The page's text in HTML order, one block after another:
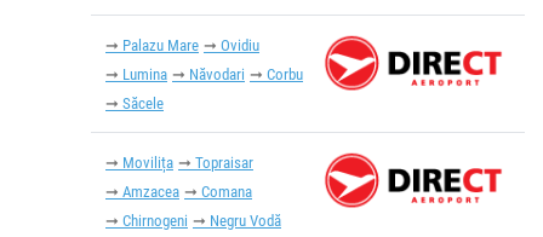
Palazu Mare
Ovidiu
Lumina
Năvodari
Corbu
Săcele
Movilița
Topraisar
Amzacea
Comana
Chirnogeni
Negru Vodă